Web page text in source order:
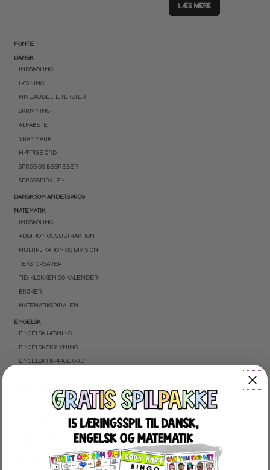
FONTE
DANSK
INDSKOLING
LÆSNING
NIVEAUDELTE TEKSTER
SKRIVNING
ALFABETET
GRAMMATIK
HYPPIGE ORD
SPROG OG BEGREBER
SPROGSPIRALEN
DANSK SOM ANDETSPROG
MATEMATIK
INDSKOLING
ADDITION OG SUBTRAKTION
MULTIPLIKATION OG DIVISION
TEKSTOPGAVER
TID: KLOKKEN OG KALENDER
BRØKER
MATEMATIKSPIRALEN
ENGELSK
ENGELSK LÆSNING
ENGELSK SKRIVNING
ENGELSK HYPPIGE ORD
LÆRERVERKTØJ
KLASSERUMSOPPHÆNG
SAMLEPAKKER
LÆS MERE